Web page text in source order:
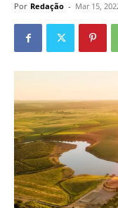
Por Redação - Mar 15,